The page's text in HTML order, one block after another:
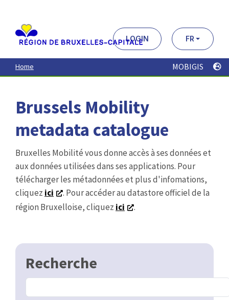
contenu
principal
LOGIN FR
Home MOBIGIS
Brussels Mobility
metadata catalogue
Bruxelles Mobilité vous donne accès à ses données et
aux données utilisées dans ses applications. Pour
télécharger les métadonnées et plus d'infomations,
cliquez ici
. Pour accéder au datastore officiel de la
région Bruxelloise, cliquez ici .
Recherche